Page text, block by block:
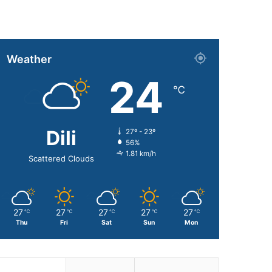
Weather
Dili
Scattered Clouds
24 ℃
27º - 23º
56%
1.81 km/h
27 ℃
Thu
27 ℃
Fri
27 ℃
Sat
27 ℃
Sun
27 ℃
Mon